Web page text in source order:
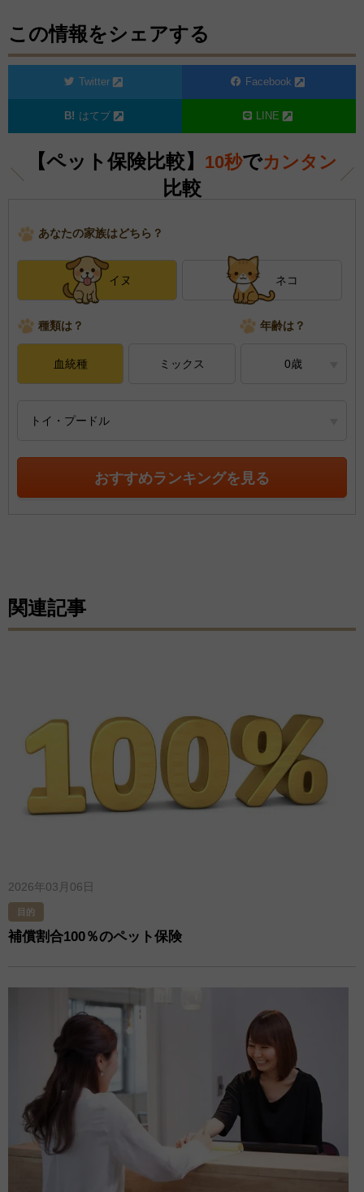
この情報をシェアする
Twitter Facebook
はてブ LINE
【ペット保険比較】 10秒でカンタン
比較
あなたの家族はどちら？
イヌ ネコ
種類は？ 年齢は？
血統種 ミックス 0歳
トイ・プードル
おすすめランキングを見る
関連記事
2026年03月06日
目的
補償割合100％のペット保険